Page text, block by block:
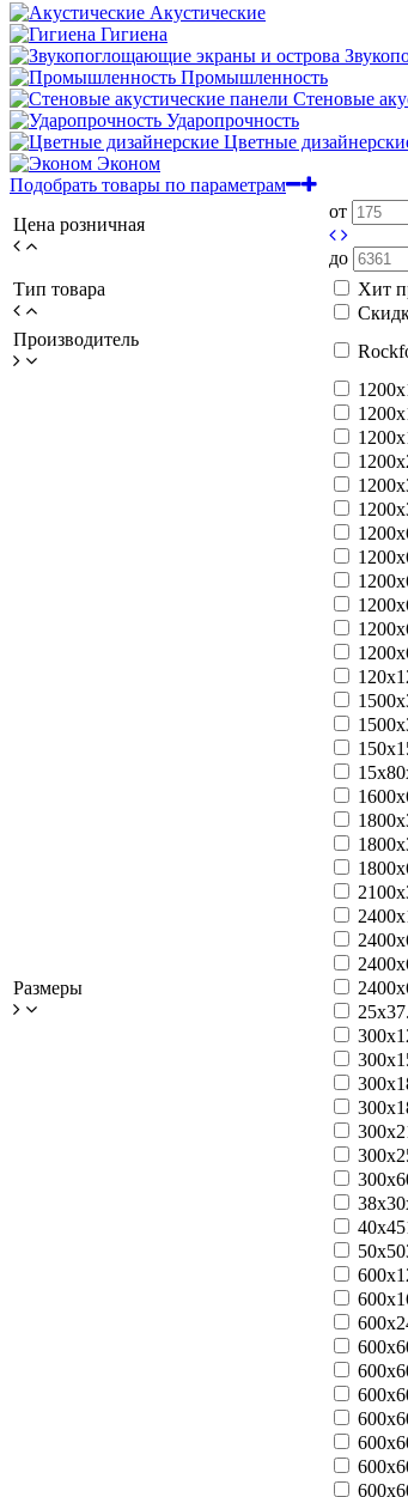
Акустические
Гигиена
Промышленность
Стеновые
Ударопрочность
Цветные
Эконом
Подобрать товары по параметрам
Цена розничная
от
до
Тип товара
Хит
Производитель
Размеры
40x45
50x50